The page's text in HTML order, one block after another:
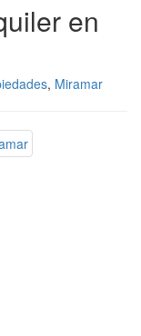
en
, Miramar